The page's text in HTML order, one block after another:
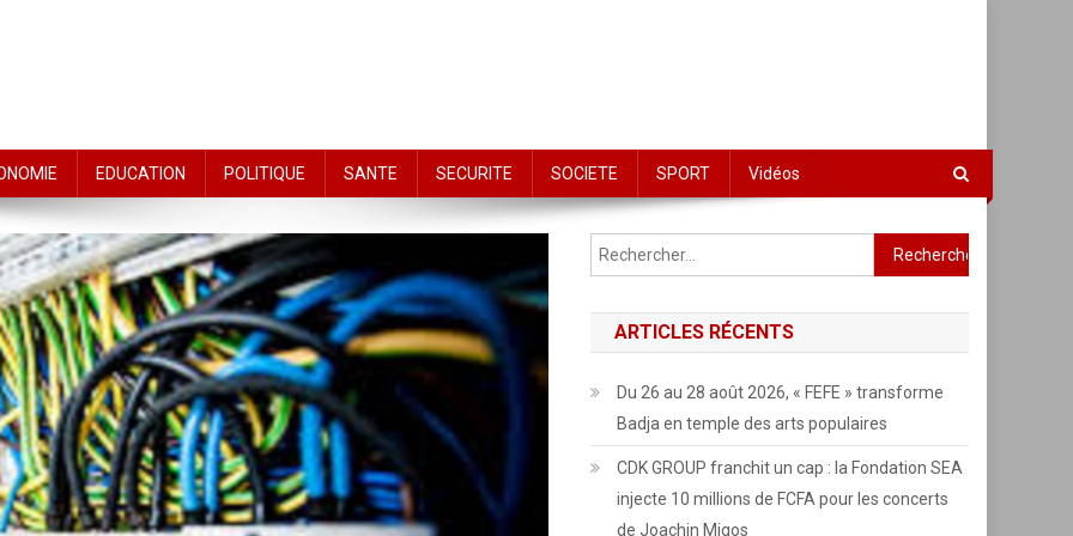
EDUCATION POLITIQUE SANTE SECURITE SOCIETE SPORT Vidéos
Rechercher :
ARTICLES RÉCENTS
Du 26 au 28 août 2026, « FEFE » transforme
Badja en temple des arts populaires
CDK GROUP franchit un cap : la Fondation SEA
injecte 10 millions de FCFA pour les concerts
de Joachin Migos